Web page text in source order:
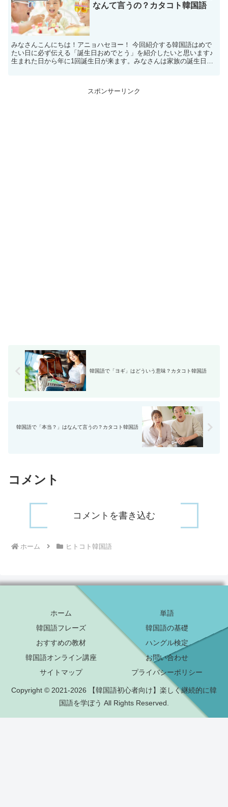
なんて言うの？カタコト韓国語
みなさんこんにちは！アニョハセヨー！ 今回紹介する韓国語はめで
たい日に必ず伝える「誕生日おめでとう」を紹介したいと思います♪
生まれた日から年に1回誕生日が来ます。みなさんは家族の誕生日や
スポンサーリンク
韓国語で「ヨギ」はどういう意味？カタコト韓国語
韓国語で「本当？」はなんて言うの？カタコト韓国語
コメント
コメントを書き込む
ホーム ヒトコト韓国語
ホーム
単語
韓国語フレーズ
韓国語の基礎
おすすめの教材
ハングル検定
韓国語オンライン講座
お問い合わせ
サイトマップ
プライバシーポリシー
Copyright © 2021-2026 【韓国語初心者向け】楽しく継続的に韓
国語を学ぼう All Rights Reserved.